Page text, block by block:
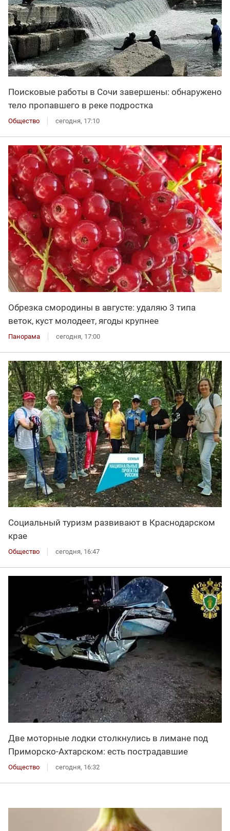
Поисковые работы в Сочи завершены: обнаружено
тело пропавшего в реке подростка
Общество сегодня, 17:10
Обрезка смородины в августе: удаляю 3 типа
веток, куст молодеет, ягоды крупнее
Панорама сегодня, 17:00
Социальный туризм развивают в Краснодарском
крае
Общество сегодня, 16:47
Две моторные лодки столкнулись в лимане под
Приморско-Ахтарском: есть пострадавшие
Общество сегодня, 16:32